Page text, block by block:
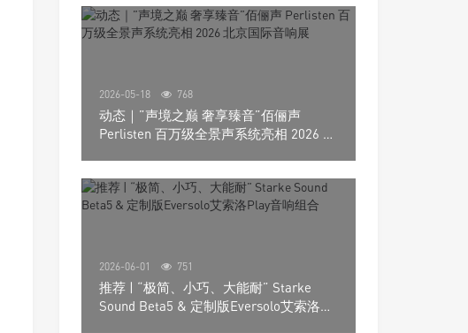
2026-05-18 768
动态｜”声境之巅 奢享臻音”佰俪声
Perlisten 百万级全景声系统亮相 2026 北
2026-06-01 751
推荐 | “极简、小巧、大能耐” Starke
Sound Beta5 & 定制版Eversolo艾索洛